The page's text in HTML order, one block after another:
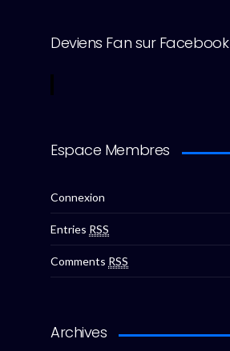
Deviens Fan sur Facebook
Espace Membres
Connexion
Entries RSS
Comments RSS
Archives